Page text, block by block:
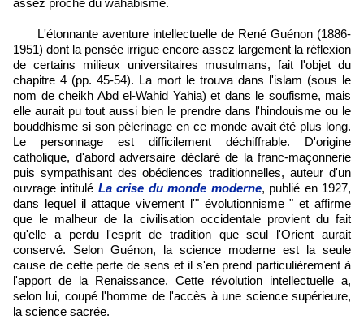
assez proche du wahabisme.
L'étonnante aventure intellectuelle de René Guénon (1886-
1951) dont la pensée irrigue encore assez largement la réflexion
de certains milieux universitaires musulmans, fait l'objet du
chapitre 4 (pp. 45-54). La mort le trouva dans l'islam (sous le
nom de cheikh Abd el-Wahid Yahia) et dans le soufisme, mais
elle aurait pu tout aussi bien le prendre dans l'hindouisme ou le
bouddhisme si son pèlerinage en ce monde avait été plus long.
Le personnage est difficilement déchiffrable. D'origine
catholique, d'abord adversaire déclaré de la franc-maçonnerie
puis sympathisant des obédiences traditionnelles, auteur d'un
ouvrage intitulé La crise du monde moderne, publié en 1927,
dans lequel il attaque vivement l'" évolutionnisme " et affirme
que le malheur de la civilisation occidentale provient du fait
qu'elle a perdu l'esprit de tradition que seul l'Orient aurait
conservé. Selon Guénon, la science moderne est la seule
cause de cette perte de sens et il s'en prend particulièrement à
l'apport de la Renaissance. Cette révolution intellectuelle a,
selon lui, coupé l'homme de l'accès à une science supérieure,
la science sacrée.